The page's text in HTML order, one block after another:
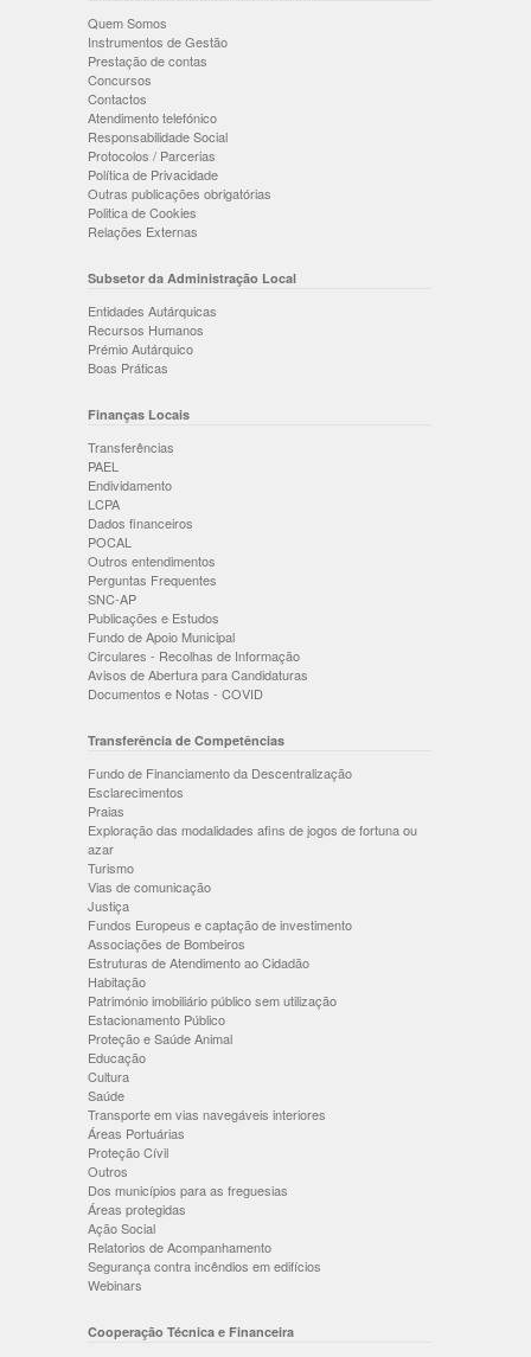
Quem Somos
Instrumentos de Gestão
Prestação de contas
Concursos
Contactos
Atendimento telefónico
Responsabilidade Social
Protocolos / Parcerias
Política de Privacidade
Outras publicações obrigatórias
Politica de Cookies
Relações Externas
Subsetor da Administração Local
Entidades Autárquicas
Recursos Humanos
Prémio Autárquico
Boas Práticas
Finanças Locais
Transferências
PAEL
Endividamento
LCPA
Dados financeiros
POCAL
Outros entendimentos
Perguntas Frequentes
SNC-AP
Publicações e Estudos
Fundo de Apoio Municipal
Circulares - Recolhas de Informação
Avisos de Abertura para Candidaturas
Documentos e Notas - COVID
Transferência de Competências
Fundo de Financiamento da Descentralização
Esclarecimentos
Praias
Exploração das modalidades afins de jogos de fortuna ou
azar
Turismo
Vias de comunicação
Justiça
Fundos Europeus e captação de investimento
Associações de Bombeiros
Estruturas de Atendimento ao Cidadão
Habitação
Património imobiliário público sem utilização
Estacionamento Público
Proteção e Saúde Animal
Educação
Cultura
Saúde
Transporte em vias navegáveis interiores
Áreas Portuárias
Proteção Cívil
Outros
Dos municípios para as freguesias
Áreas protegidas
Ação Social
Relatorios de Acompanhamento
Segurança contra incêndios em edifícios
Webinars
Cooperação Técnica e Financeira